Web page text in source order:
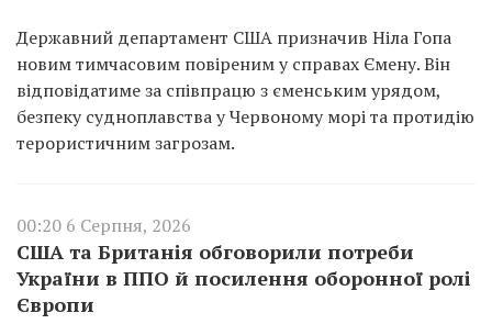
Державний департамент США призначив Ніла Гопа
новим тимчасовим повіреним у справах Ємену. Він
відповідатиме за співпрацю з єменським урядом,
безпеку судноплавства у Червоному морі та протидію
терористичним загрозам.
00:20 6 Серпня, 2026
США та Британія обговорили потреби
України в ППО й посилення оборонної ролі
Європи